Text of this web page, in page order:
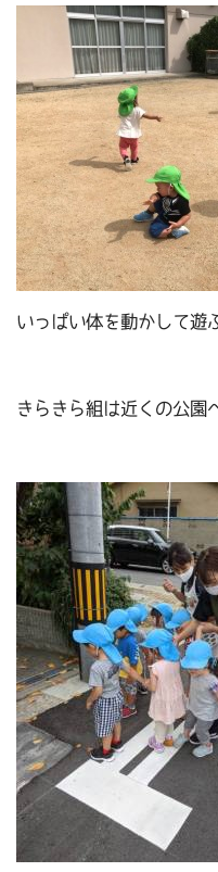
いっぱい体を動かして遊
きらきら組は近くの公園